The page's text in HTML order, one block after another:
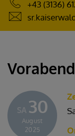
+43 (3136)
SA 30
August
2025